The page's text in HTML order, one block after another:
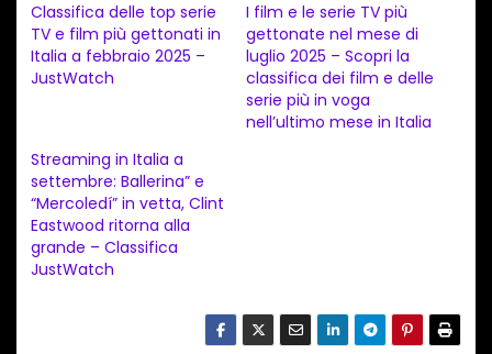
a
m
e
t
o
i
n
c
Classifica delle top serie
TV e film più gettonati in
Italia a febbraio 2025 –
JustWatch
I film e le serie TV più
gettonate nel mese di
luglio 2025 – Scopri la
classifica dei film e delle
serie più in voga
nell’ultimo mese in Italia
Streaming in Italia a
settembre: Ballerina” e
“Mercoledí” in vetta, Clint
Eastwood ritorna alla
grande – Classifica
JustWatch